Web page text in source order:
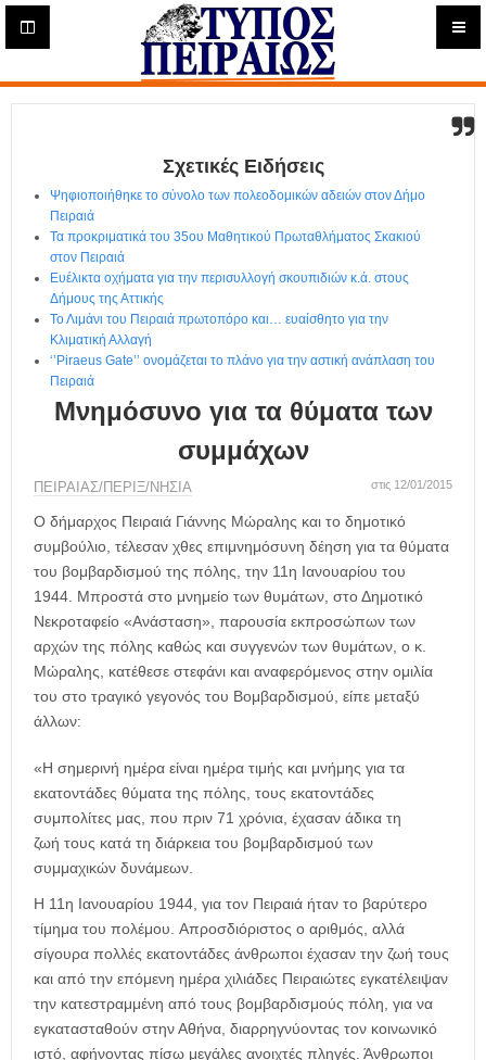
Η
ε
ρ
Σχετικές Ειδήσεις
Ψηφιοποιήθηκε το σύνολο των πολεοδομικών αδειών στον Δήμο
Πειραιά
Τα προκριματικά του 35ου Μαθητικού Πρωταθλήματος Σκακιού
στον Πειραιά
Ευέλικτα οχήματα για την περισυλλογή σκουπιδιών κ.ά. στους
Δήμους της Αττικής
Το Λιμάνι του Πειραιά πρωτοπόρο και… ευαίσθητο για την
Κλιματική Αλλαγή
‘’Piraeus Gate’’ ονομάζεται το πλάνο για την αστική ανάπλαση του
Πειραιά
Μνημόσυνο για τα θύματα των
συμμάχων
ΠΕΙΡΑΙΑΣ/ΠΕΡΙΞ/ΝΗΣΙΑ στις 12/01/2015
Ο δήμαρχος Πειραιά Γιάννης Μώραλης και το δημοτικό
συμβούλιο, τέλεσαν χθες επιμνημόσυνη δέηση για τα θύματα
του βομβαρδισμού της πόλης, την 11η Ιανουαρίου του
1944. Μπροστά στο μνημείο των θυμάτων, στο Δημοτικό
Νεκροταφείο «Ανάσταση», παρουσία εκπροσώπων των
αρχών της πόλης καθώς και συγγενών των θυμάτων, ο κ.
Μώραλης, κατέθεσε στεφάνι και αναφερόμενος στην ομιλία
του στο τραγικό γεγονός του Βομβαρδισμού, είπε μεταξύ
άλλων:
«Η σημερινή ημέρα είναι ημέρα τιμής και μνήμης για τα
εκατοντάδες θύματα της πόλης, τους εκατοντάδες
συμπολίτες μας, που πριν 71 χρόνια, έχασαν άδικα τη
ζωή τους κατά τη διάρκεια του βομβαρδισμού των
συμμαχικών δυνάμεων.
Η 11η Ιανουαρίου 1944, για τον Πειραιά ήταν το βαρύτερο
τίμημα του πολέμου. Απροσδιόριστος ο αριθμός, αλλά
σίγουρα πολλές εκατοντάδες άνθρωποι έχασαν την ζωή τους
και από την επόμενη ημέρα χιλιάδες Πειραιώτες εγκατέλειψαν
την κατεστραμμένη από τους βομβαρδισμούς πόλη, για να
εγκατασταθούν στην Αθήνα, διαρρηγνύοντας τον κοινωνικό
ιστό, αφήνοντας πίσω μεγάλες ανοιχτές πληγές. Άνθρωποι